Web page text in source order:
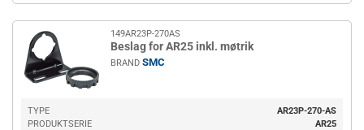
149AR23P-270AS
Beslag for AR25 inkl. møtrik
BRAND SMC
TYPE
AR23P-270-AS
PRODUKTSERIE
AR25